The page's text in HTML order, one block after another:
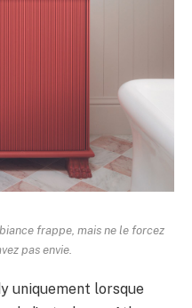
frappe, mais ne le forcez
pas envie.
uniquement lorsque